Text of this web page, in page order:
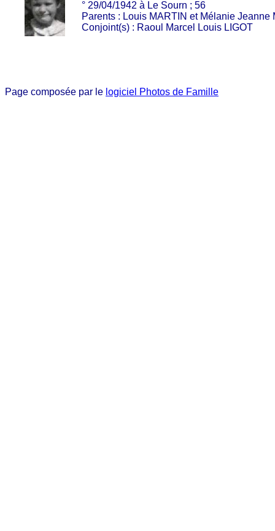
° 29/04/1942 à Le Sourn ; 56
Parents : Louis MARTIN et Mélanie Jeanne
Conjoint(s) : Raoul Marcel Louis LIGOT
Page composée par le logiciel Photos de Famille